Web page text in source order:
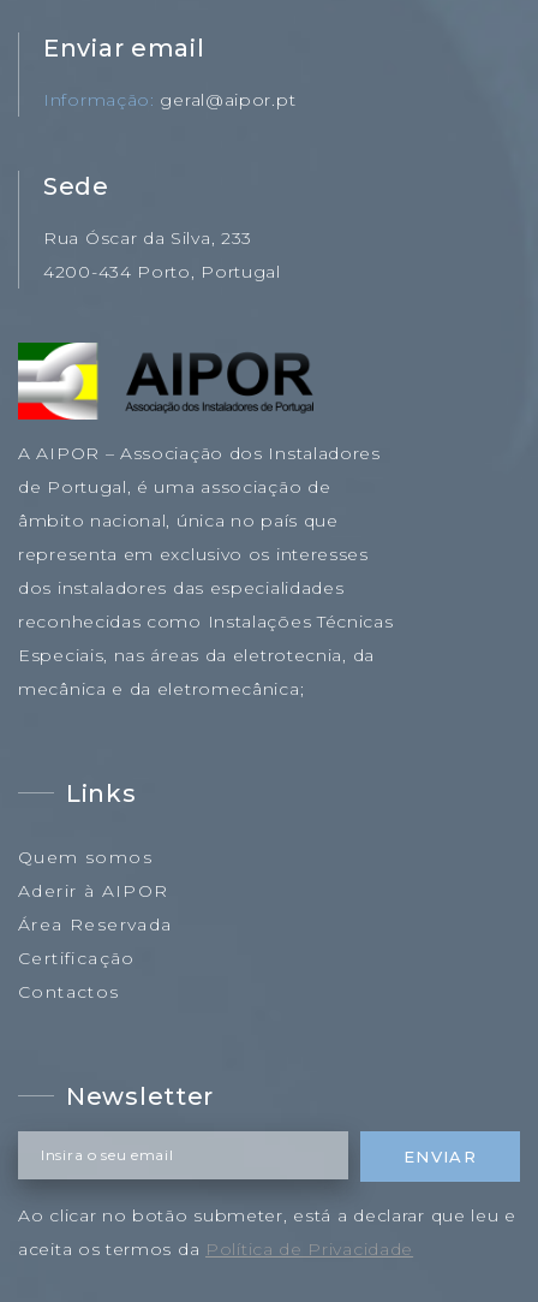
Enviar email
Informação geral@aipor.pt
Sede
Rua Óscar da Silva, 233
4200-434 Porto, Portugal
A AIPOR – Associação dos Instaladores
de Portugal, é uma associação de
âmbito nacional, única no país que
representa em exclusivo os interesses
dos instaladores das especialidades
reconhecidas como Instalações Técnicas
Especiais, nas áreas da eletrotecnia, da
mecânica e da eletromecânica;
Links
Quem somos
Aderir à AIPOR
Área Reservada
Certificação
Contactos
Newsletter
Insira o seu email ENVIAR
Ao clicar no botão submeter, está a declarar que leu e
aceita os termos da Política de Privacidade